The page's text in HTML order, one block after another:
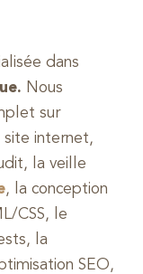
dans
Nous
sur
site internet,
la veille
, la conception
CSS, le
la
SEO,